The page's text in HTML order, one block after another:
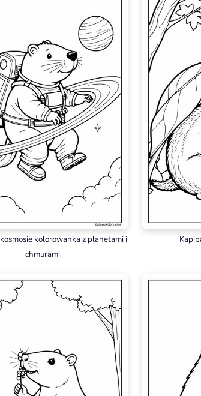
kolorowanka z planetami i
chmurami